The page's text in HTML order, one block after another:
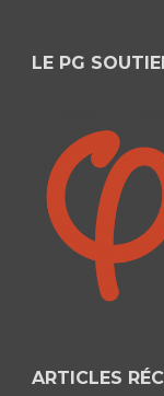
LE PG
ARTICLES